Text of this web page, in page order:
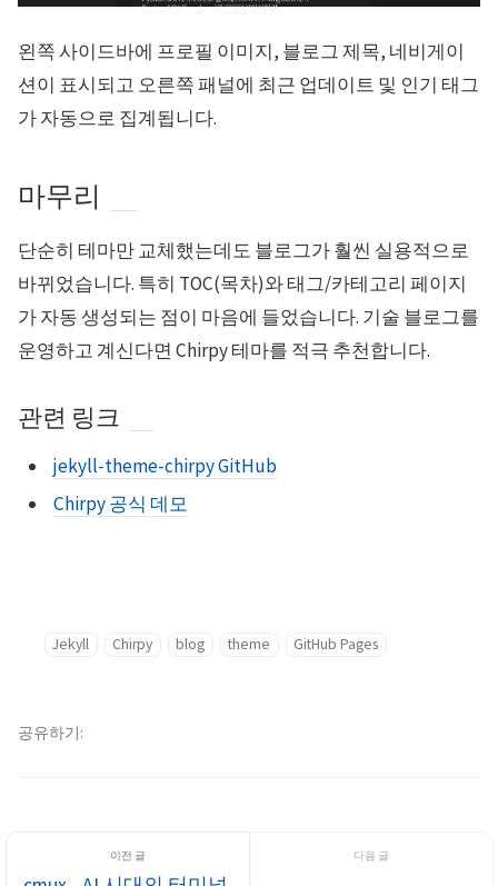
왼쪽 사이드바에 프로필 이미지, 블로그 제목, 네비게이
션이 표시되고 오른쪽 패널에 최근 업데이트 및 인기 태그
가 자동으로 집계됩니다.
마무리
단순히 테마만 교체했는데도 블로그가 훨씬 실용적으로
바뀌었습니다. 특히 TOC(목차)와 태그/카테고리 페이지
가 자동 생성되는 점이 마음에 들었습니다. 기술 블로그를
운영하고 계신다면 Chirpy 테마를 적극 추천합니다.
관련 링크
jekyll-theme-chirpy GitHub
Chirpy 공식 데모
Jekyll Chirpy blog theme GitHub Pages
공유하기